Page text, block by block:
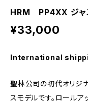
HRM PP4XX ジャ
¥33,000
International
聖林公司の初代オリジ
スモデルです。ロール